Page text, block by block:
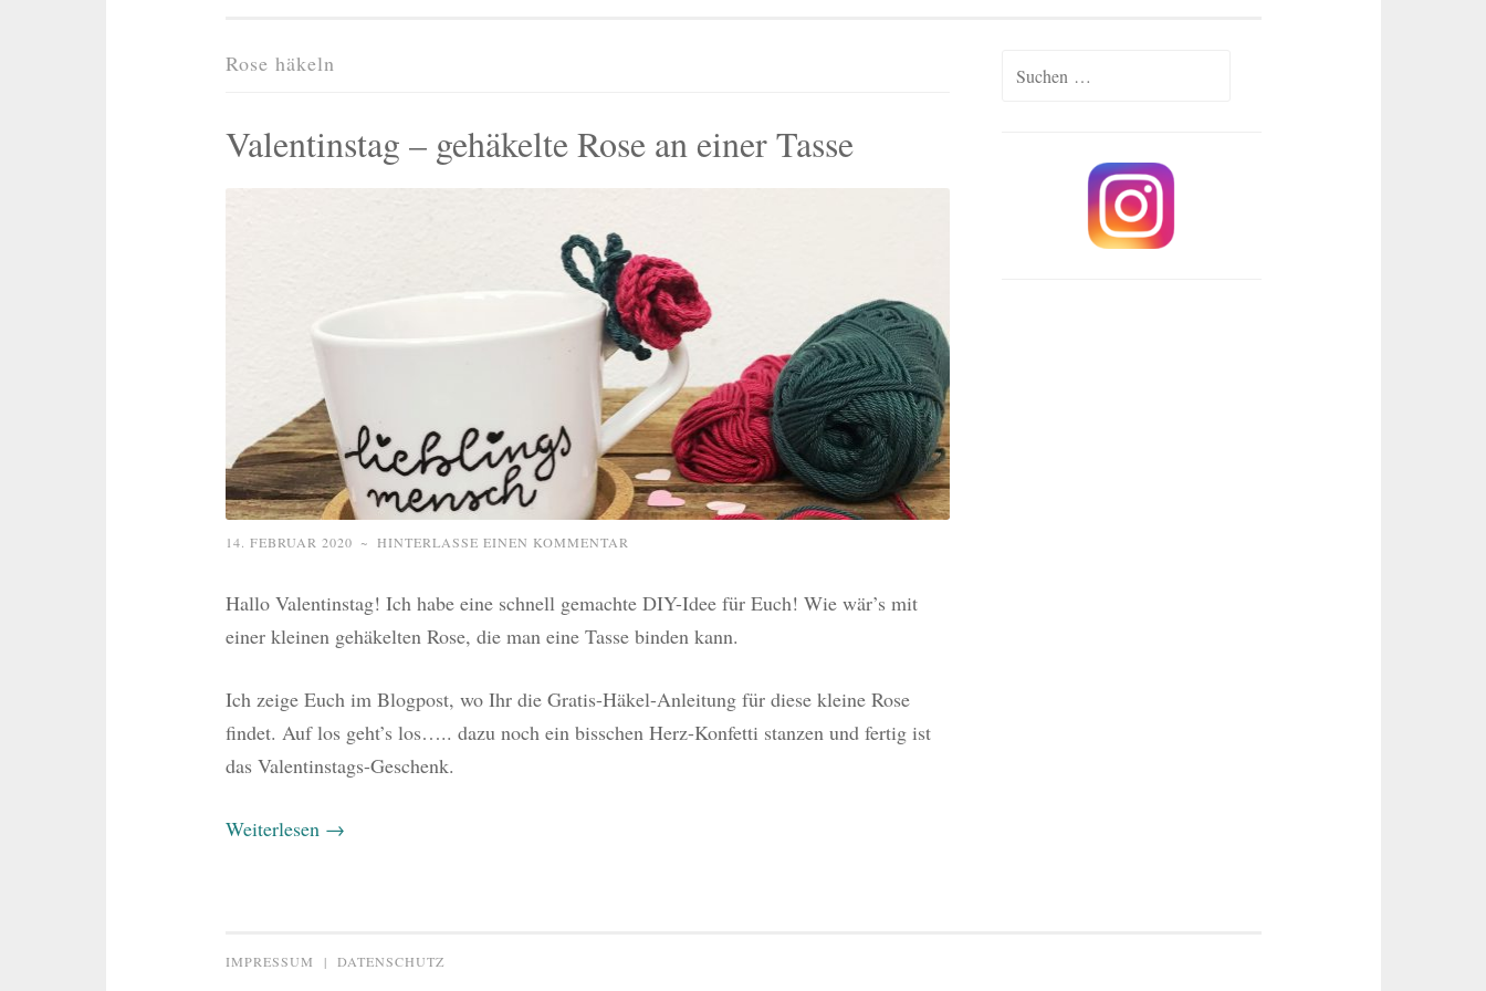
Rose häkeln
Valentinstag – gehäkelte Rose an einer Tasse
14. FEBRUAR 2020 ~ HINTERLASSE EINEN KOMMENTAR
Hallo Valentinstag! Ich habe eine schnell gemachte DIY-Idee für Euch! Wie wär’s mit
einer kleinen gehäkelten Rose, die man eine Tasse binden kann.
Ich zeige Euch im Blogpost, wo Ihr die Gratis-Häkel-Anleitung für diese kleine Rose
findet. Auf los geht’s los….. dazu noch ein bisschen Herz-Konfetti stanzen und fertig ist
das Valentinstags-Geschenk.
Weiterlesen →
Suchen
IMPRESSUM | DATENSCHUTZ